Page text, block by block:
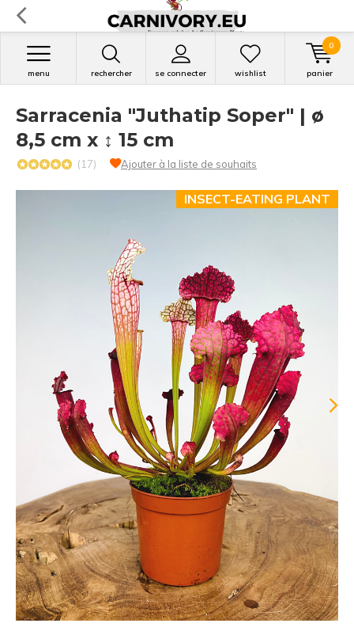
rechercher se connecter
menu wishlist panier
0
Sarracenia "Juthatip Soper" | ø
8,5 cm x ↕ 15 cm
(17) Ajouter à la liste de souhaits
INSECT-EATING PLANT